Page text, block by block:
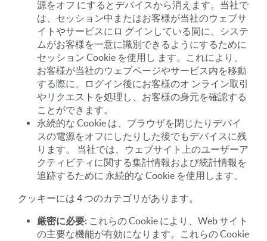
源をオフ にするとデバイスから消えます。当社で
は、セッション中またはお客様が当社のウェブサ
イトやサービスにロ グインしている間に、システ
ムがお客様を一意に識別できるようにするために
セッション Cookie を使用し ます。これにより、
お客様が当社のウェブページやサービス内を移動
する際に、ログイン後にお客様のオ ンライン取引
やリクエストを処理し、お客様の身元を確認する
ことができます。
永続的な Cookie は、ブラウザを閉じたりデバイ
スの電源をオフにしたりした後でもデバイスに残
ります。 当社では、ウェブサイト上のユーザーア
クティビティに関する集計情報および統計情報を
追跡するために 永続的な Cookie を使用します。
クッキーには 4 つのカテゴリがあります。
厳密に必要: これらの Cookie により、Web サイト
の主要な機能が有効になります。これらの Cookie